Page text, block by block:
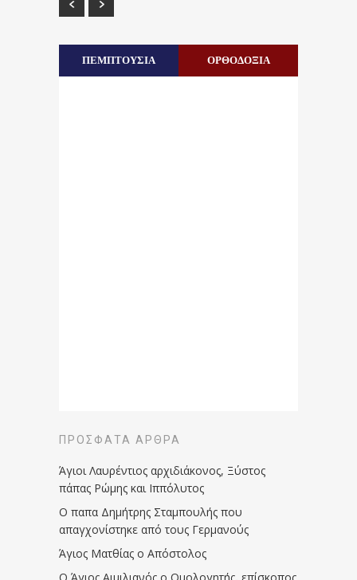
ΠΕΜΠΤΟΥΣΙΑ ΟΡΘΟΔΟΞΙΑ
ΠΡΌΣΦΑΤΑ ΆΡΘΡΑ
Άγιοι Λαυρέντιος αρχιδιάκονος, Ξύστος
πάπας Ρώμης και Ιππόλυτος
Ο παπα Δημήτρης Σταμπουλής που
απαγχονίστηκε από τους Γερμανούς
Άγιος Ματθίας ο Απόστολος